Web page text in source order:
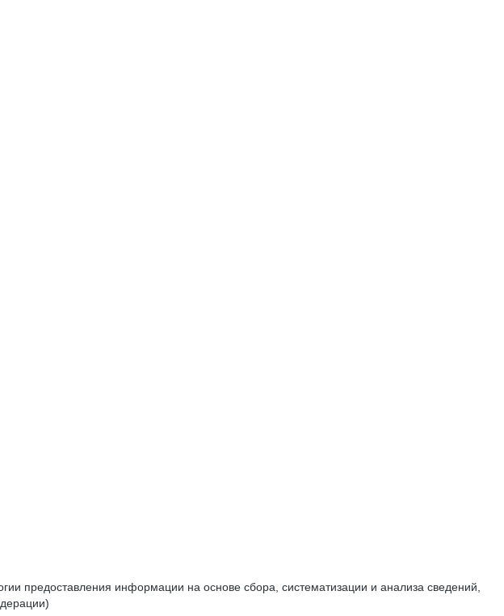
предоставления информации на основе сбора, систематизации и анализа сведений,